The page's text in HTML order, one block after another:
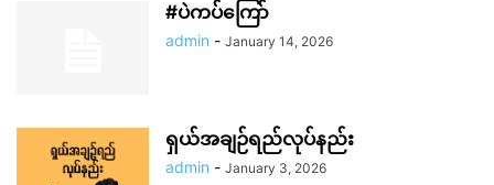
#ပဲကပ်ကြော်
admin - January 14, 2026
ရှယ်အချဉ်ရည်လုပ်နည်း
admin - January 3, 2026